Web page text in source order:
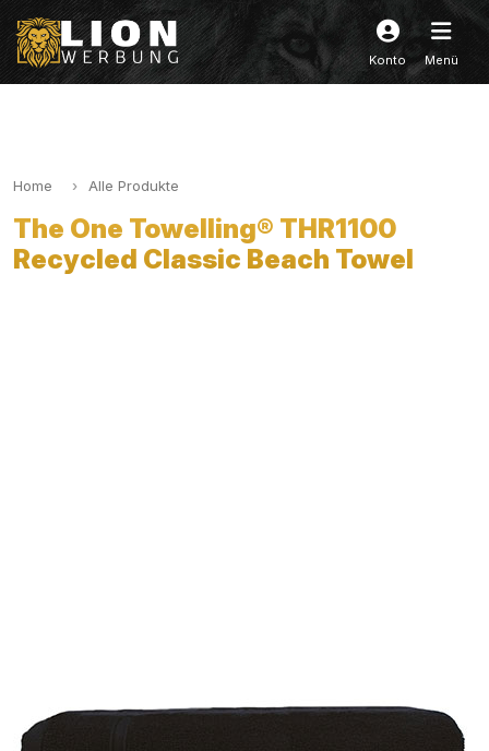
Konto Menü
Home Alle Produkte
The One Towelling® THR1100
Recycled Classic Beach Towel